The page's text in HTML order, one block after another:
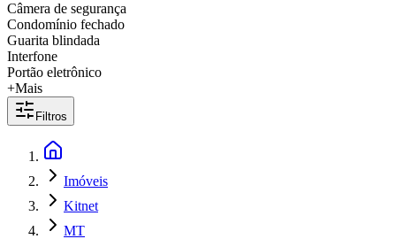
Câmera de segurança
Condomínio fechado
Guarita blindada
Interfone
Portão eletrônico
+Mais
Filtros
Imóveis
Kitnet
MT